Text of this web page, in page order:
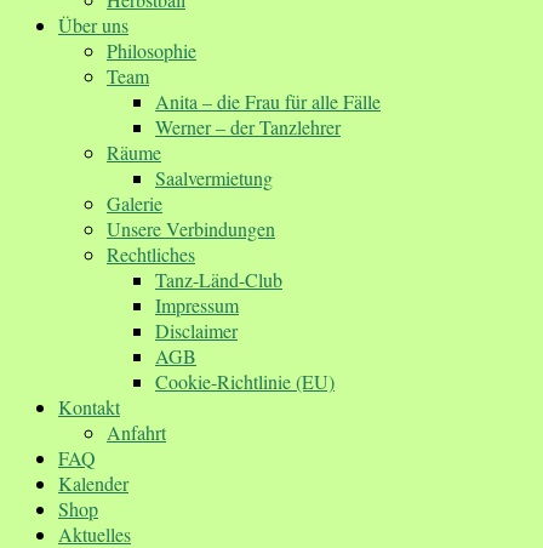
Über uns
Philosophie
Team
Anita – die Frau für alle Fälle
Werner – der Tanzlehrer
Räume
Saalvermietung
Galerie
Unsere Verbindungen
Rechtliches
Tanz-Länd-Club
Impressum
Disclaimer
AGB
Cookie-Richtlinie (EU)
Kontakt
Anfahrt
FAQ
Kalender
Shop
Aktuelles